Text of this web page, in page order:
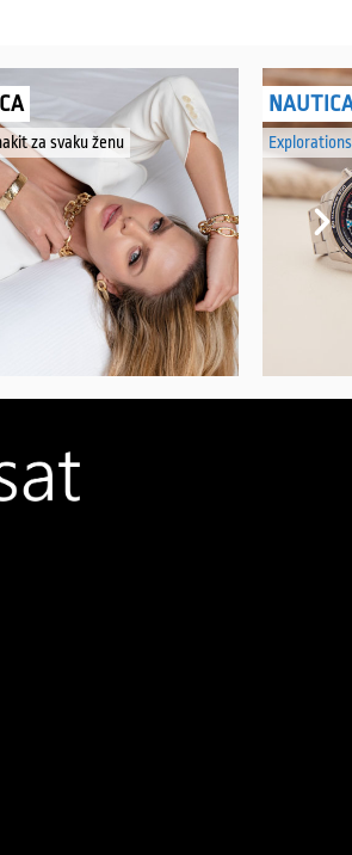
za svaku ženu